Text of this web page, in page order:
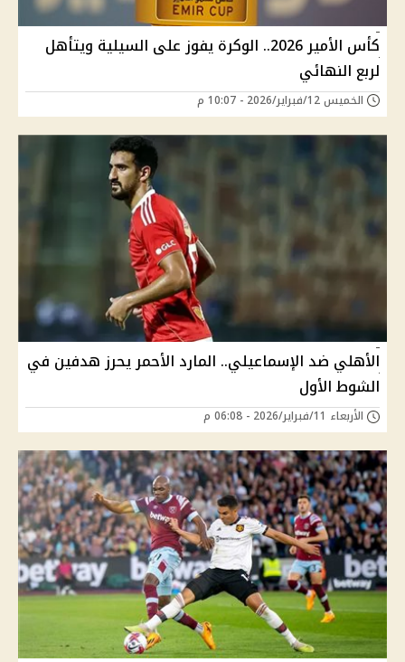
كأس الأمير 2026.. الوكرة يفوز على السيلية ويتأهل
لربع النهائي
الخميس 12/فبراير/2026 - 10:07 م
الأهلي ضد الإسماعيلي.. المارد الأحمر يحرز هدفين في
الشوط الأول
الأربعاء 11/فبراير/2026 - 06:08 م